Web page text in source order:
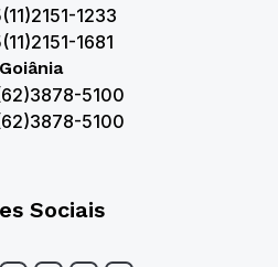
1233
1681
Goiânia
5100
5100
Sociais